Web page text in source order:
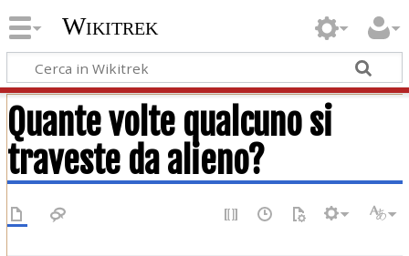
Wikitrek
Quante volte qualcuno si
traveste da alieno?